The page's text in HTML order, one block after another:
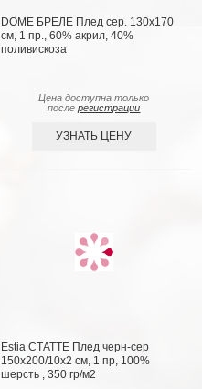
DOME БРЕЛЕ Плед сер. 130х170
см, 1 пр., 60% акрил, 40%
поливискоза
Цена доступна только
послерегистрации
УЗНАТЬ ЦЕНУ
Estia СТАТТЕ Плед черн-сер
150х200/10х2 см, 1 пр, 100%
шерсть , 350 гр/м2